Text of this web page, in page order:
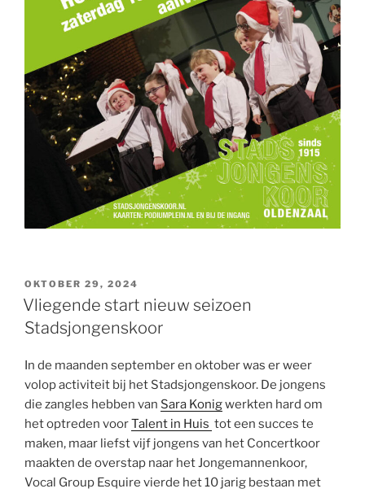
GEPLAATST
OP
OKTOBER 29, 2024
Vliegende start nieuw seizoen
Stadsjongenskoor
In de maanden september en oktober was er weer
volop activiteit bij het Stadsjongenskoor. De jongens
die zangles hebben van Sara Konigwerkten hard om
het optreden voorTalent in Huis tot een succes te
maken, maar liefst vijf jongens van het Concertkoor
maakten de overstap naar het Jongemannenkoor,
Vocal Group Esquire vierde het 10 jarig bestaan met